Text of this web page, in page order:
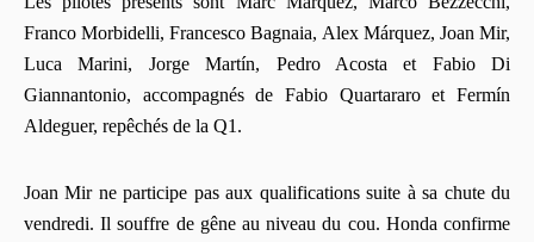
Franco Morbidelli, Francesco Bagnaia, Alex Márquez, Joan Mir,
Luca Marini, Jorge Martín, Pedro Acosta et Fabio Di
Giannantonio, accompagnés de Fabio Quartararo et Fermín
Aldeguer, repêchés de la Q1.
Joan Mir ne participe pas aux qualifications suite à sa chute du
vendredi. Il souffre de gêne au niveau du cou. Honda confirme